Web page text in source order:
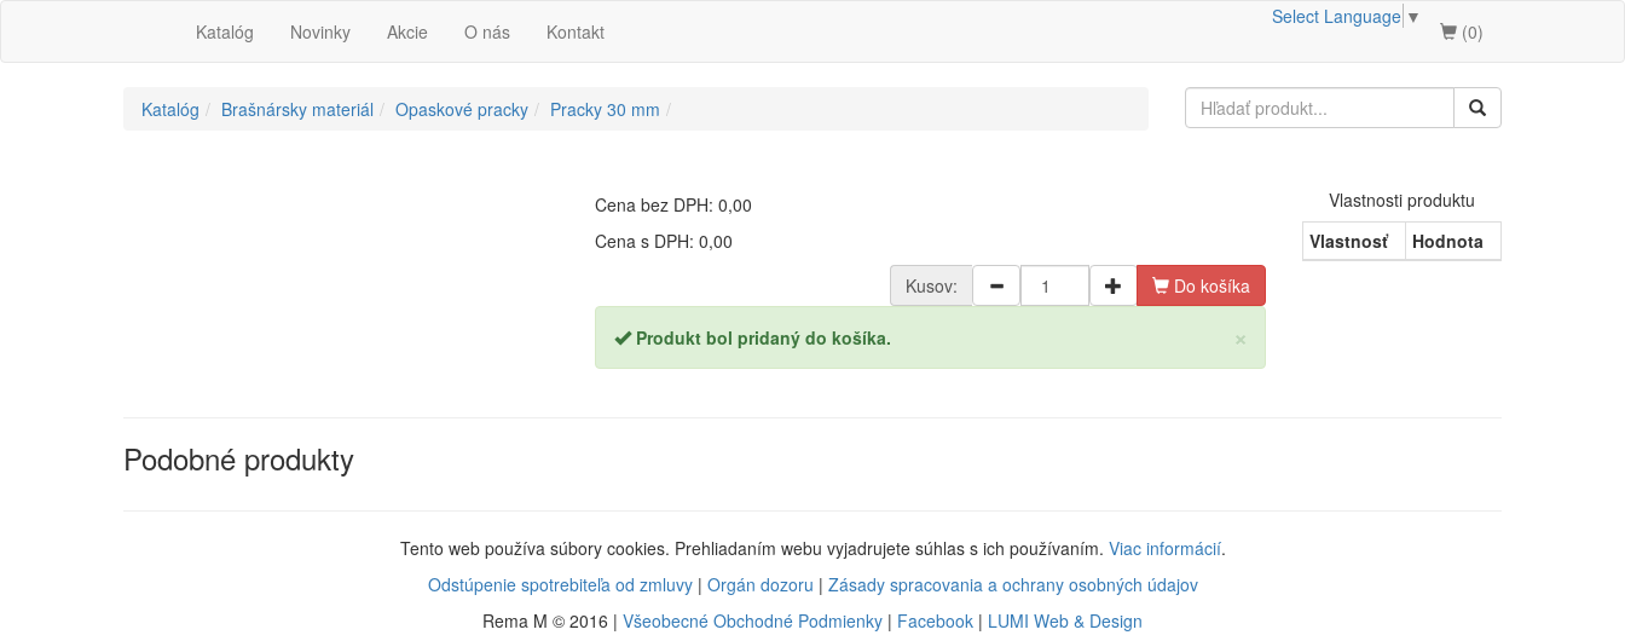
Katalóg Novinky Akcie O nás Kontakt
Select Language ▼
(0)
Katalóg Brašnársky materiál Opaskové pracky Pracky 30 mm
Cena bez DPH: 0,00
Cena s DPH: 0,00
Kusov:
Do košíka
×
Produkt bol pridaný do košíka.
Vlastnosti produktu
Vlastnosť
Hodnota
Podobné produkty
Tento web používa súbory cookies. Prehliadaním webu vyjadrujete súhlas s ich používaním. Viac informácií.
Odstúpenie spotrebiteľa od zmluvy| Orgán dozoru | Zásady spracovania a ochrany osobných údajov
Rema M © 2016 | Všeobecné Obchodné Podmienky | Facebook | LUMI Web & Design